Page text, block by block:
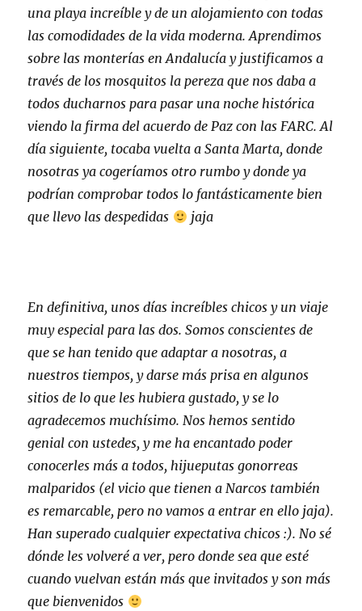
una playa increíble y de un alojamiento con todas
las comodidades de la vida moderna. Aprendimos
sobre las monterías en Andalucía y justificamos a
través de los mosquitos la pereza que nos daba a
todos ducharnos para pasar una noche histórica
viendo la firma del acuerdo de Paz con las FARC. Al
día siguiente, tocaba vuelta a Santa Marta, donde
nosotras ya cogeríamos otro rumbo y donde ya
podrían comprobar todos lo fantásticamente bien
que llevo las despedidas
jaja
En definitiva, unos días increíbles chicos y un viaje
muy especial para las dos. Somos conscientes de
que se han tenido que adaptar a nosotras, a
nuestros tiempos, y darse más prisa en algunos
sitios de lo que les hubiera gustado, y se lo
agradecemos muchísimo. Nos hemos sentido
genial con ustedes, y me ha encantado poder
conocerles más a todos, hijueputas gonorreas
malparidos (el vicio que tienen a Narcos también
es remarcable, pero no vamos a entrar en ello jaja).
Han superado cualquier expectativa chicos :). No sé
dónde les volveré a ver, pero donde sea que esté
cuando vuelvan están más que invitados y son más
que bienvenidos